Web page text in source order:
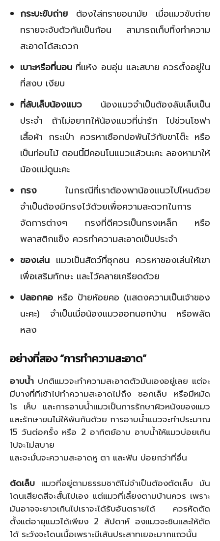
กระบะขับถ่าย ต้องใส่ทรายอนามัย เมื่อแมวขับถ่าย
ทรายจะจับตัวกันเป็นก้อน สามารถเก็บทิ้งทำความ
สะอาดได้สะดวก
เบาะหรือที่นอน ที่แห้ง อบอุ่น และสบาย ควรตั้งอยู่ใน
ที่สงบ เงียบ
ที่ลับเล็บน้องแมว น้องแมวจำเป็นต้องลับเล็บเป็น
ประจำ ถ้าไม่อยากให้น้องแมวที่น่ารัก ไปข่วนโซฟา
เสื้อผ้า กระเป๋า ควรหาเชือกปอพันไว้กับขาโต๊ะ หรือ
เป็นท่อนไม้ ตอนนี้มีคอนโนแมวแล้วนะคะ ลองหามาให้
น้องแม่ดูนะคะ
กรง ในกรณีที่เราต้องพาน้องแนวไปไหนด้วย
จำเป็นต้องมีกรงไว้ด้วยเพื่อความสะดวกในการ
จัดการต่างๆ กรงที่ดีควรเป็นกรงเหล็ก หรือ
พลาสติกแข็ง ควรทำความสะอาดเป็นประจำ
ของเล่น แมวเป็นสัตว์ที่ซุกซน ควรหาของเล่นให้เขา
เพื่อเสริมทักษะ และไว้คลายเครียดด้วย
ปลอกคอ หรือ ป้ายห้อยคอ (แสดงความเป็นเจ้าของ
นะคะ) จำเป็นเมื่อน้องแมวออกนอกบ้าน หรือพลัด
หลง
อย่างที่สอง “การทำความสะอาด”
อาบน้ำ ปกติแมวจะทำความสะอาดตัวมันเองอยู่เลย แต่จะ
มีบางที่ทีเข้าไปทำความสะอาดไม่ถึง ซอกเล็บ หรือมีหมัด
ไร เห็บ และการอาบน้ำแมวเป็นการรักษาผิวหนังของแมว
และรักษาขนไม่ให้พันกันด้วย การอาบน้ำแมวจะทำประมาณ
15 วันต่อครั้ง หรือ 2 อาทิตย์อาบ อาบน้ำให้แมวบ่อยเกิน
ไปจะไม่สบาย
และจะมั่นจะความสะอาดหู ตา และฟัน บ่อยกว่าที่อื่น
ตัดเล็บ แมวที่อยู่ตามธรรมชาติไม่จำเป็นต้องตัดเล็บ มัน
โดนเสียดสีจะสั้นไปเอง แต่แมวที่เลี้ยงตามบ้านควร เพราะ
มันอาจจะยาวเกินไปเราจะได้รับอันตรายได้ ควรหัดตัด
ตั้งแต่อายุแมวได้เพียง 2 สัปดาห์ องแมวจะชินและให้ตัด
ได้ ระวังจะโดนเนื้อเพราะมีเส้นประสาทเยอะมากแถวนั้น